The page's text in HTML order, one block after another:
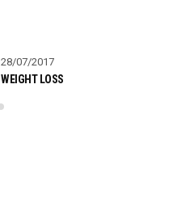
28/07/2017
WEIGHT LOSS